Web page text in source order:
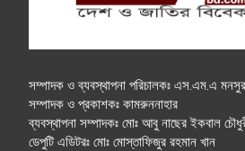
সম্পাদক ও ব্যবস্থাপনা পরিচালকঃ এস.এম.এ
সম্পাদক ও প্রকাশকঃ কামরুননাহার
ব্যবস্থাপনা সম্পাদকঃ মোঃ আবু নাছের ইকবাল
ডেপুটি এডিটরঃ মোঃ মোস্তাফিজুর রহমান খান